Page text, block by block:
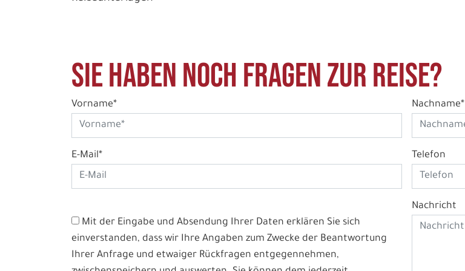
Sie haben noch Fragen zur Reise?
Vorname* Nachname*
E-Mail* Telefon
Mit der Eingabe und Absendung Ihrer Daten erklären Sie sich
einverstanden, dass wir Ihre Angaben zum Zwecke der Beantwortung
Ihrer Anfrage und etwaiger Rückfragen entgegennehmen,
Nachricht